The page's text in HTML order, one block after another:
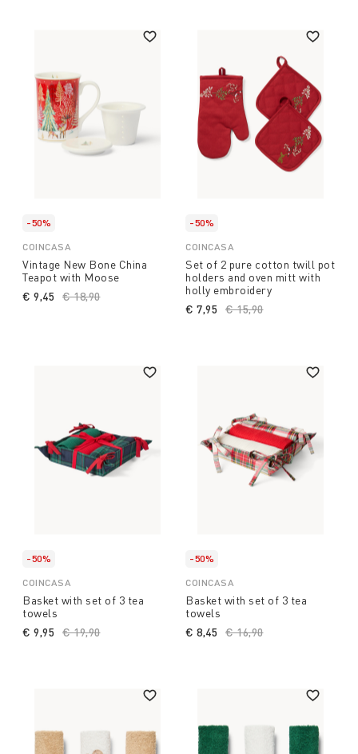
-50%
COINCASA
Vintage New Bone China
Teapot with Moose
Price reduced from
€ 18,90to
€ 9,45
-50%
COINCASA
Set of 2 pure cotton twill pot
holders and oven mitt with
holly embroidery
Price reduced from
€ 15,90to
€ 7,95
-50%
COINCASA
Basket with set of 3 tea
towels
Price reduced from
€ 19,90to
€ 9,95
-50%
COINCASA
Basket with set of 3 tea
towels
Price reduced from
€ 16,90to
€ 8,45